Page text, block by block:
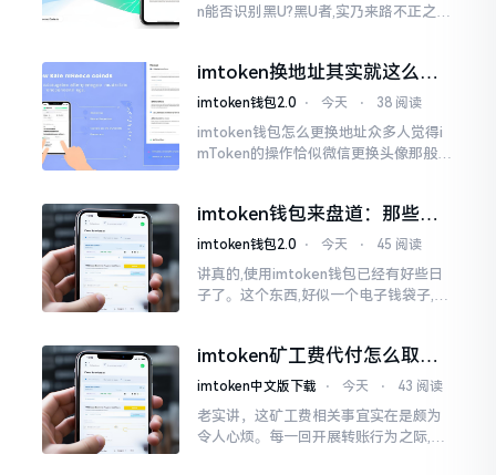
n能否识别黑U?黑U者,实乃来路不正之钱
imtoken换地址其实就这么回
事
imtoken钱包2.0 ⋅ 今天 ⋅ 38 阅读
imtoken钱包怎么更换地址众多人觉得i
mToken的操作恰似微信更换头像那般简
据助记词来生成的,通俗讲
imtoken钱包来盘道：那些踩
过的坑和保命招
imtoken钱包2.0 ⋅ 今天 ⋅ 45 阅读
讲真的,使用imtoken钱包已经有好些日
子了。这个东西,好似一个电子钱袋子,里
却提心吊胆、神经紧绷。
imtoken矿工费代付怎么取
消？老手教你几招
imtoken中文版下载 ⋅ 今天 ⋅ 43 阅读
老实讲，这矿工费相关事宜实在是颇为
令人心烦。每一回开展转账行为之际,就